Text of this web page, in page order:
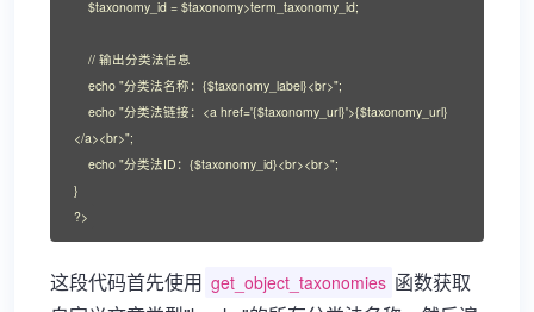
</a><br>";
}
?>
这段代码首先使用 get_object_taxonomies 函数获取